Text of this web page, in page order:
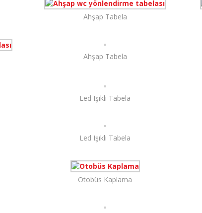
Ahşap Tabela
Ahşap Tabela
Led Işıklı Tabela
Led Işıklı Tabela
Otobüs Kaplama